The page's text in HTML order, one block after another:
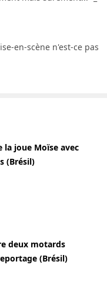
en-scène n'est-ce pas
la joue Moïse avec
(Brésil)
deux motards
(Brésil)